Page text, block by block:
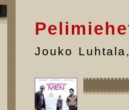
Jouko Luhtala